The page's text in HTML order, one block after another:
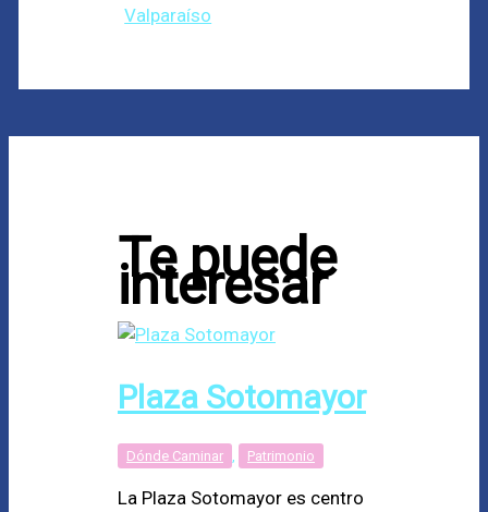
Valparaíso
Te puede
interesar
Plaza Sotomayor
Dónde Caminar Patrimonio
La Plaza Sotomayor es centro